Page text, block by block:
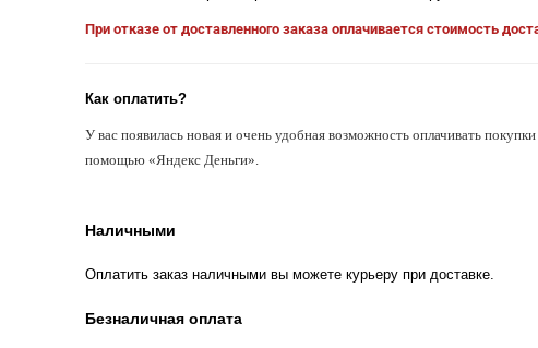
При отказе от доставленного заказа оплачивается стоимость
Как оплатить?
У вас появилась новая и очень удобная возможность оплачивать
помощью «Яндекс Деньги».
Наличными
Оплатить заказ наличными вы можете курьеру при доставке.
Безналичная оплата